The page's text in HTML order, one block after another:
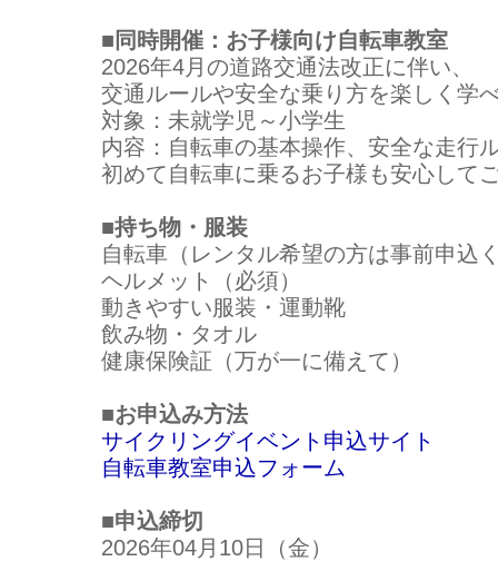
■同時開催：お子様向け自転車教室
2026年4月の道路交通法改正に伴い、
交通ルールや安全な乗り方を楽しく学
対象：未就学児～小学生
内容：自転車の基本操作、安全な走行
初めて自転車に乗るお子様も安心して
■持ち物・服装
自転車（レンタル希望の方は事前申込
ヘルメット（必須）
動きやすい服装・運動靴
飲み物・タオル
健康保険証（万が一に備えて）
■お申込み方法
サイクリングイベント申込サイト
自転車教室申込フォーム
■申込締切
2026年04月10日（金）